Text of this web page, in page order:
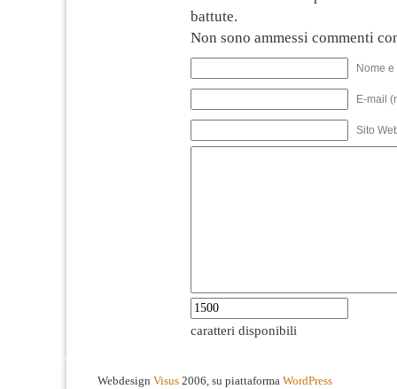
battute.
Non sono ammessi commenti
Nome
E-mail
Sito
caratteri disponibili
Webdesign Visus 2006, su piattaforma WordPress